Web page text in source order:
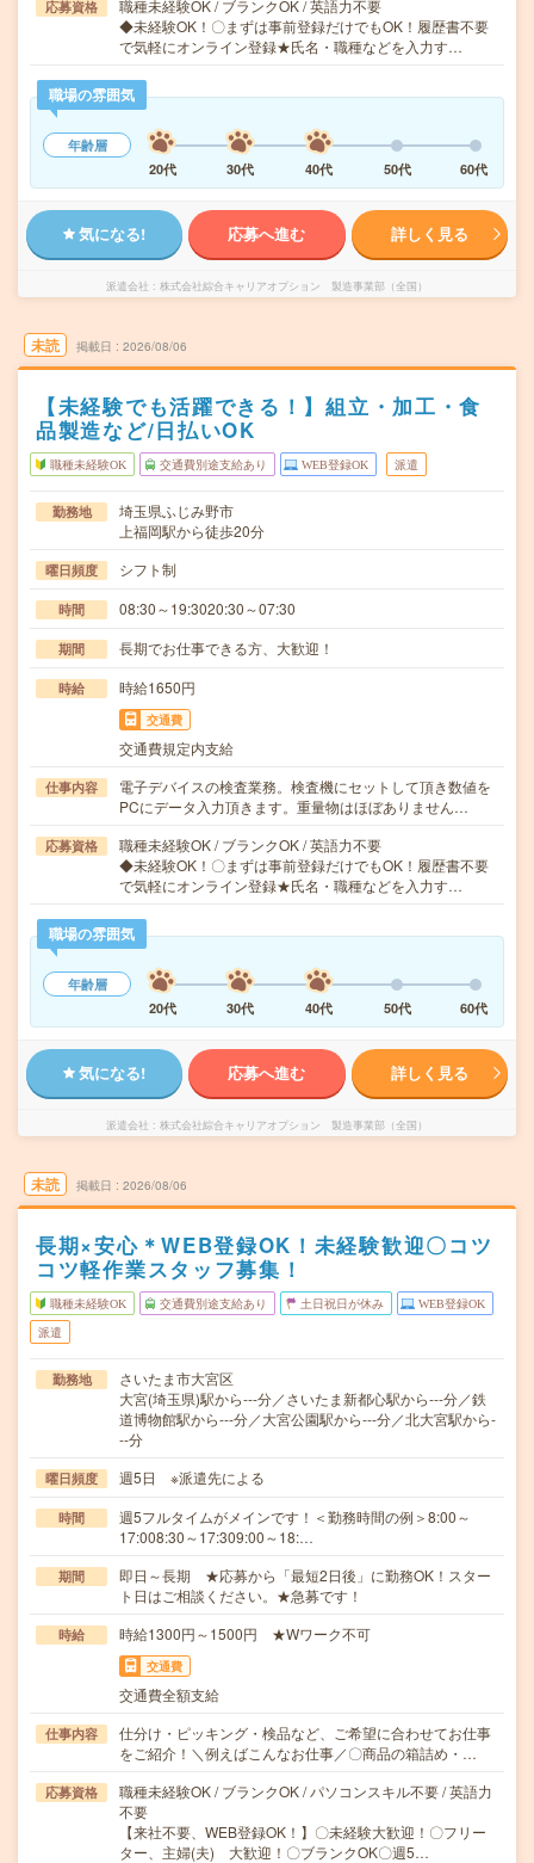
応募資格
職種未経験OK / ブランクOK / 英語力不要
◆未経験OK！〇まずは事前登録だけでもOK！履歴書不要
で気軽にオンライン登録★氏名・職種などを入力す…
職場の雰囲気
年齢層
20代
30代 40代 50代 60代
気になる! 応募へ進む 詳しく見る
派遣会社 株式会社綜合キャリアオプション 製造事業部（全国）
未読 掲載日 2026/08/06
【未経験でも活躍できる！】組立・加工・食
品製造など/日払いOK
職種未経験OK 交通費別途支給あり WEB登録OK 派遣
勤務地
埼玉県ふじみ野市
上福岡駅から徒歩20分
曜日頻度 シフト制
時間 08:30～19:3020:30～07:30
期間 長期でお仕事できる方、大歓迎！
時給 時給1650円
交通費
交通費規定内支給
仕事内容
電子デバイスの検査業務。検査機にセットして頂き数値を
PCにデータ入力頂きます。重量物はほぼありません…
応募資格
職種未経験OK / ブランクOK / 英語力不要
◆未経験OK！〇まずは事前登録だけでもOK！履歴書不要
で気軽にオンライン登録★氏名・職種などを入力す…
職場の雰囲気
年齢層
20代
30代 40代 50代 60代
気になる! 応募へ進む 詳しく見る
派遣会社 株式会社綜合キャリアオプション 製造事業部（全国）
未読 掲載日 2026/08/06
長期×安心＊WEB登録OK！未経験歓迎〇コツ
コツ軽作業スタッフ募集！
職種未経験OK 交通費別途支給あり 土日祝日が休み WEB登録OK
派遣
勤務地
さいたま市大宮区
大宮(埼玉県)駅から---分／さいたま新都心駅から---分／鉄
道博物館駅から---分／大宮公園駅から---分／北大宮駅から-
--分
曜日頻度 週5日 ※派遣先による
時間
週5フルタイムがメインです！＜勤務時間の例＞8:00～
17:008:30～17:309:00～18:…
期間
即日～長期 ★応募から「最短2日後」に勤務OK！スター
ト日はご相談ください。★急募です！
時給 時給1300円～1500円 ★Wワーク不可
交通費
交通費全額支給
仕事内容
仕分け・ピッキング・検品など、ご希望に合わせてお仕事
をご紹介！＼例えばこんなお仕事／〇商品の箱詰め・…
応募資格
職種未経験OK / ブランクOK / パソコンスキル不要 / 英語力
不要
【来社不要、WEB登録OK！】〇未経験大歓迎！〇フリー
ター、主婦(夫) 大歓迎！〇ブランクOK〇週5…